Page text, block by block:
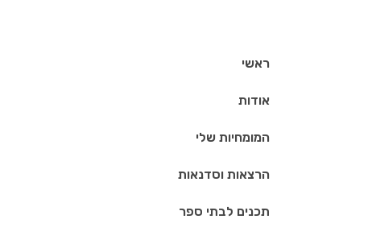
ראשי
אודות
המומחיות שלי
הרצאות וסדנאות
תכנים לבתי ספר